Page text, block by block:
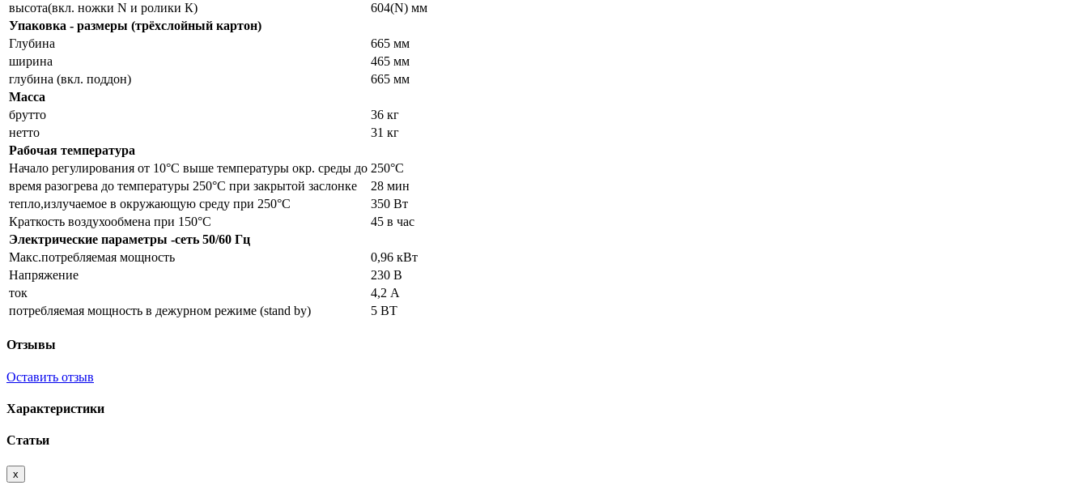
высота(вкл. ножки N и ролики К)
604(N) мм
Упаковка - размеры (трёхслойный картон)
Глубина
665 мм
ширина
465 мм
глубина (вкл. поддон)
665 мм
Масса
брутто
36 кг
нетто
31 кг
Рабочая температура
Начало регулирования от 10°C выше температуры окр. среды до 250°C
время разогрева до температуры 250°C при закрытой заслонке
28 мин
тепло,излучаемое в окружающую среду при 250°C
350 Вт
Краткость воздухообмена при 150°C
45 в час
Электрические параметры -сеть 50/60 Гц
Макс.потребляемая мощность
0,96 кВт
Напряжение
230 В
ток
4,2 А
потребляемая мощность в дежурном режиме (stand by)
5 ВТ
Отзывы
Оставить отзыв
Характеристики
Статьи
x